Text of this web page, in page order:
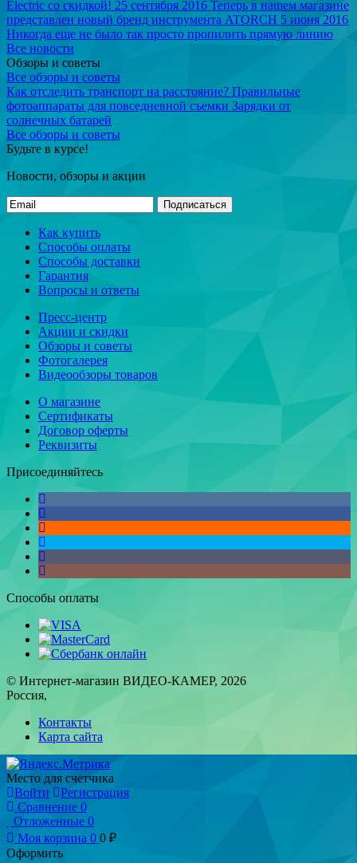
Electric со скидкой! 25 сентября 2016 Теперь в нашем магазине
представлен новый бренд инструмента ATORCH 5 июня 2016
Никогда еще не было так просто пропилить прямую линию
Все новости
Обзоры и советы
Все обзоры и советы
Как отследить транспорт на расстояние? Правильные
фотоаппараты для повседневной съемки Зарядки от
солнечных батарей
Все обзоры и советы
Будьте в курсе!
Новости, обзоры и акции
Подписаться
Как купить
Способы оплаты
Способы доставки
Гарантия
Вопросы и ответы
Пресс-центр
Акции и скидки
Обзоры и советы
Фотогалерея
Видеообзоры товаров
О магазине
Сертификаты
Договор оферты
Реквизиты
Присоединяйтесь
Способы оплаты
© Интернет-магазин ВИДЕО-КАМЕР, 2026
Россия,
Контакты
Карта сайта
Место для счетчика
Войти
Регистрация
Сравнение 0
Отложенные 0
Моя корзина 0 0 ₽
Оформить